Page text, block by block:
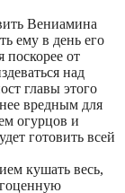
Вениамина
ему в день его
поскорее от
над
главы этого
вредным для
огурцов и
готовить всей
кушать весь,